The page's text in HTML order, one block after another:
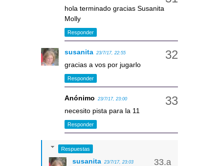
hola terminado gracias Susanita
Molly
Responder
susanita 23/7/17, 22:55
gracias a vos por jugarlo
Responder
Anónimo 23/7/17, 23:00
necesito pista para la 11
Responder
Respuestas
susanita 23/7/17, 23:03